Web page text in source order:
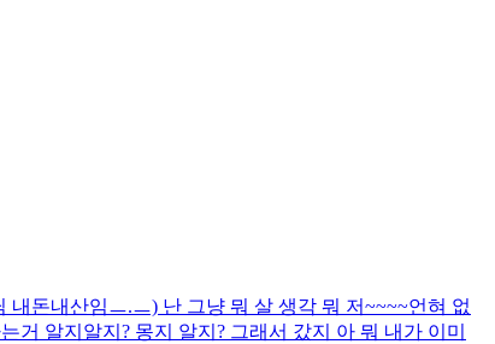
돈내산임ㅡ.ㅡ) 난 그냥 뭐 살 생각 뭐 저~~~~언혀 없
알지알지? 몽지 알지? 그래서 갔지 아 뭐 내가 이미